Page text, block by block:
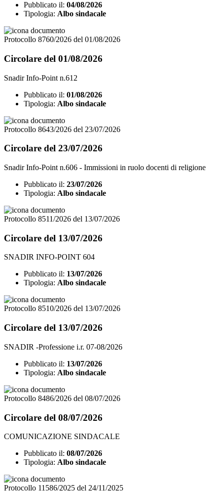
Pubblicato il: 04/08/2026
Tipologia: Albo sindacale
Protocollo 8760/2026 del 01/08/2026
Circolare del 01/08/2026
Snadir Info-Point n.612
Pubblicato il: 01/08/2026
Tipologia: Albo sindacale
Protocollo 8643/2026 del 23/07/2026
Circolare del 23/07/2026
Snadir Info-Point n.606 - Immissioni in ruolo docenti di religione
Pubblicato il: 23/07/2026
Tipologia: Albo sindacale
Protocollo 8511/2026 del 13/07/2026
Circolare del 13/07/2026
SNADIR INFO-POINT 604
Pubblicato il: 13/07/2026
Tipologia: Albo sindacale
Protocollo 8510/2026 del 13/07/2026
Circolare del 13/07/2026
SNADIR -Professione i.r. 07-08/2026
Pubblicato il: 13/07/2026
Tipologia: Albo sindacale
Protocollo 8486/2026 del 08/07/2026
Circolare del 08/07/2026
COMUNICAZIONE SINDACALE
Pubblicato il: 08/07/2026
Tipologia: Albo sindacale
Protocollo 11586/2025 del 24/11/2025